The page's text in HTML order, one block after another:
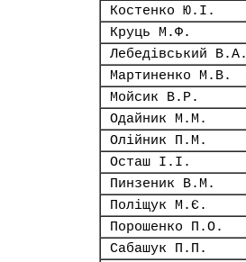
Костенко Ю.І.
Круць М.Ф.
Лебедівський В.А.
Мартиненко М.В.
Мойсик В.Р.
Одайник М.М.
Олійник П.М.
Осташ І.І.
Пинзеник В.М.
Поліщук М.Є.
Порошенко П.О.
Сабашук П.П.